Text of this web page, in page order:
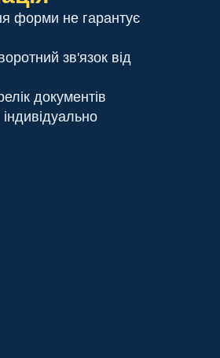
форми не гарантує
зв'язок від
документів